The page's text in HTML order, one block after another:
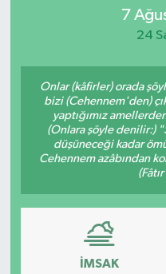
7
24
Onlar (kâfirler) orada
bizi (Cehennem'den)
yaptığımız
(Onlara şöyle denilir:)
düşüneceği kadar
Cehennem azâbından
İMSAK